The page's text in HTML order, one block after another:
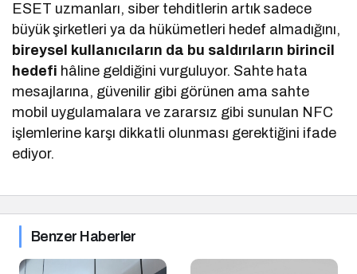
ESET uzmanları, siber tehditlerin artık sadece
büyük şirketleri ya da hükümetleri hedef almadığını,
bireysel kullanıcıların da bu saldırıların birincil
hedefi hâline geldiğini vurguluyor. Sahte hata
mesajlarına, güvenilir gibi görünen ama sahte
mobil uygulamalara ve zararsız gibi sunulan NFC
işlemlerine karşı dikkatli olunması gerektiğini ifade
ediyor.
Benzer Haberler